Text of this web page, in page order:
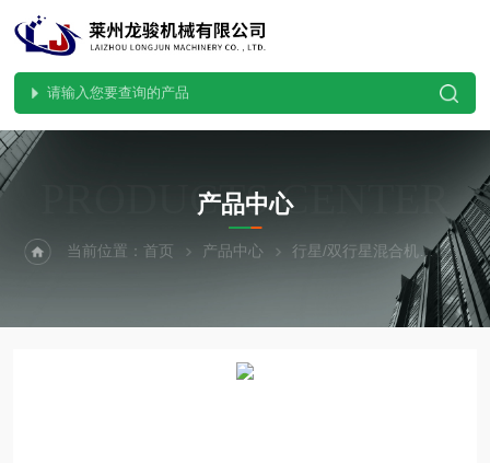
PRODUCTS CENTER
产品中心
当前位置：首页 产品中心 行星/双行星混合机 双行